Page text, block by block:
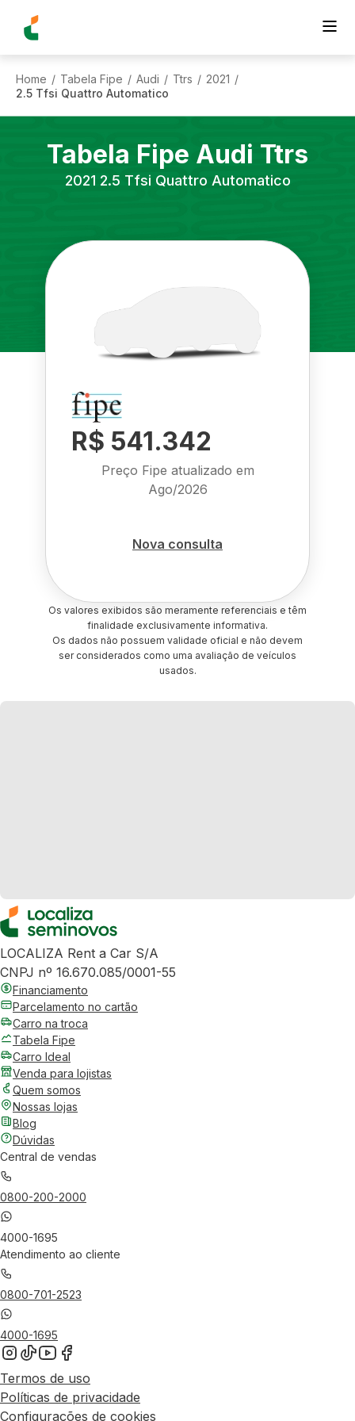
Home / Tabela Fipe / Audi / Ttrs / 2021 /
2.5 Tfsi Quattro Automatico
Tabela Fipe Audi Ttrs
2021 2.5 Tfsi Quattro Automatico
R$ 541.342
Preço Fipe atualizado em
Ago/2026
Nova consulta
Os valores exibidos são meramente referenciais e têm
finalidade exclusivamente informativa.
Os dados não possuem validade oficial e não devem
ser considerados como uma avaliação de veículos
usados.
LOCALIZA Rent a Car S/A
CNPJ nº 16.670.085/0001-55
Financiamento
Parcelamento no cartão
Carro na troca
Tabela Fipe
Carro Ideal
Venda para lojistas
Quem somos
Nossas lojas
Blog
Dúvidas
Central de vendas
0800-200-2000
4000-1695
Atendimento ao cliente
0800-701-2523
4000-1695
Termos de uso
Políticas de privacidade
Configurações de cookies